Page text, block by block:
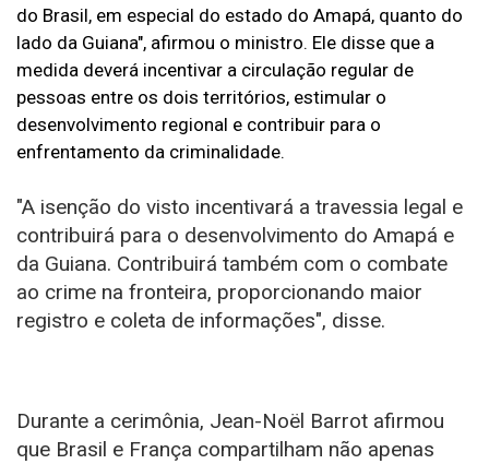
do Brasil, em especial do estado do Amapá, quanto do
lado da Guiana", afirmou o ministro. Ele disse que a
medida deverá incentivar a circulação regular de
pessoas entre os dois territórios, estimular o
desenvolvimento regional e contribuir para o
enfrentamento da criminalidade.
"A isenção do visto incentivará a travessia legal e
contribuirá para o desenvolvimento do Amapá e
da Guiana. Contribuirá também com o combate
ao crime na fronteira, proporcionando maior
registro e coleta de informações", disse.
Durante a cerimônia, Jean-Noël Barrot afirmou
que Brasil e França compartilham não apenas